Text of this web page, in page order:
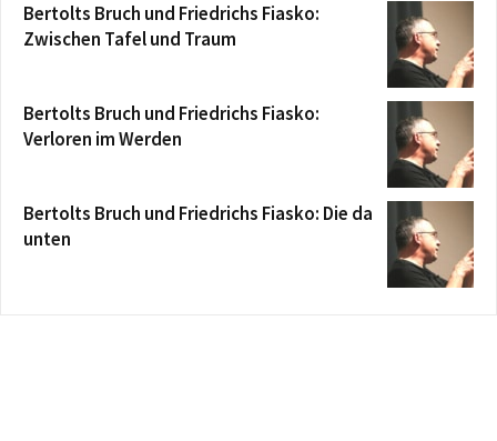
Bertolts Bruch und Friedrichs Fiasko:
Zwischen Tafel und Traum
Bertolts Bruch und Friedrichs Fiasko:
Verloren im Werden
Bertolts Bruch und Friedrichs Fiasko: Die da
unten